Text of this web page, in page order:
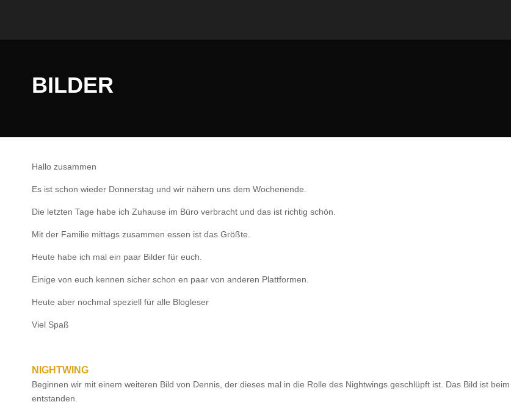
BILDER
Hallo zusammen
Es ist schon wieder Donnerstag und wir nähern uns dem Wochenende.
Die letzten Tage habe ich Zuhause im Büro verbracht und das ist richtig schön.
Mit der Familie mittags zusammen essen ist das Größte.
Heute habe ich mal ein paar Bilder für euch.
Einige von euch kennen sicher schon en paar von anderen Plattformen.
Heute aber nochmal speziell für alle Blogleser
Viel Spaß
NIGHTWING
Beginnen wir mit einem weiteren Bild von Dennis, der dieses mal in die Rolle des Nightwings geschlüpft ist. Das Bild ist
entstanden.